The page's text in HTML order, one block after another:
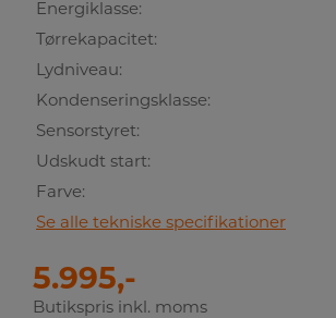
Energiklasse:
Tørrekapacitet:
Lydniveau:
Kondenseringsklasse:
Sensorstyret:
Udskudt start:
Farve:
Se alle tekniske specifikationer
5.995,-
Butikspris inkl. moms